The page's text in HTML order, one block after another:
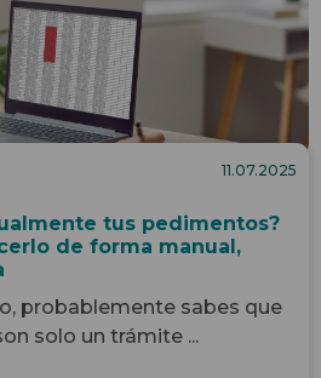
11.07.2025
tus pedimentos?
de forma manual,
probablemente sabes que
solo un trámite ...